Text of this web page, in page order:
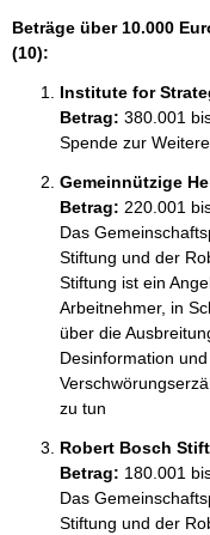
Beträge über 10.000
(10):
Institute for
Betrag: 380.001
Spende zur
Gemeinnützige
Betrag: 220.001
Das
Stiftung und der
Stiftung ist ein
Arbeitnehmer, in
über die
Desinformation und
zu tun
Robert Bosch
Betrag: 180.001
Das
Stiftung und der